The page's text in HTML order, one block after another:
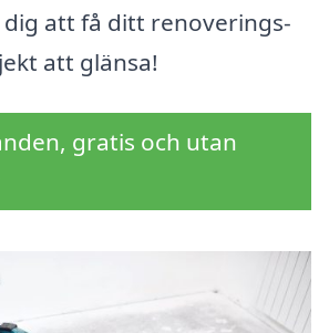
dig att få ditt renoverings-
att glänsa!
gratis och utan